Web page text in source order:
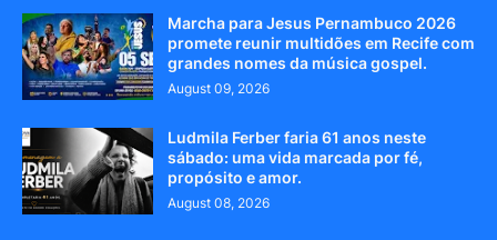
Marcha para Jesus Pernambuco 2026
promete reunir multidões em Recife com
grandes nomes da música gospel.
August 09, 2026
Ludmila Ferber faria 61 anos neste
sábado: uma vida marcada por fé,
propósito e amor.
August 08, 2026